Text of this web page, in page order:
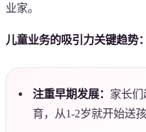
业家。
儿童业务的吸引力关键趋势：
注重早期发展： 家长
育，从1-2岁就开始送